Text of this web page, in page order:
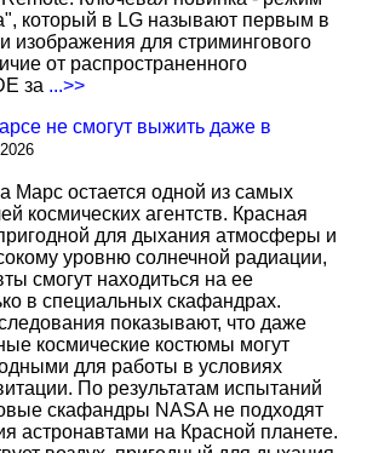
который в LG называют первым в
изображения для стримингового
от распространенного
за ...>>
не смогут выжить даже в
Марс остается одной из самых
космических агентств. Красная
для дыхания атмосферы и
уровню солнечной радиации,
смогут находиться на ее
в специальных скафандрах.
показывают, что даже
космические костюмы могут
для работы в условиях
По результатам испытаний
скафандры NASA не подходят
астронавтами на Красной планете.